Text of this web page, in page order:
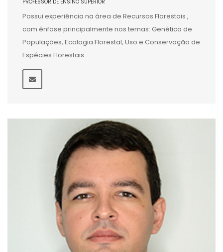
PROFESSOR DE ENSINO SUPERIOR
Possui experiência na área de Recursos Florestais ,
com ênfase principalmente nos temas: Genética de
Populações, Ecologia Florestal, Uso e Conservação de
Espécies Florestais.